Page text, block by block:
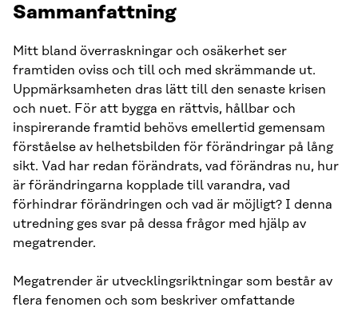
Sammanfattning
Mitt bland överraskningar och osäkerhet ser
framtiden oviss och till och med skrämmande ut.
Uppmärksamheten dras lätt till den senaste krisen
och nuet. För att bygga en rättvis, hållbar och
inspirerande framtid behövs emellertid gemensam
förståelse av helhetsbilden för förändringar på lång
sikt. Vad har redan förändrats, vad förändras nu, hur
är förändringarna kopplade till varandra, vad
förhindrar förändringen och vad är möjligt? I denna
utredning ges svar på dessa frågor med hjälp av
megatrender.
Megatrender är utvecklingsriktningar som består av
flera fenomen och som beskriver omfattande